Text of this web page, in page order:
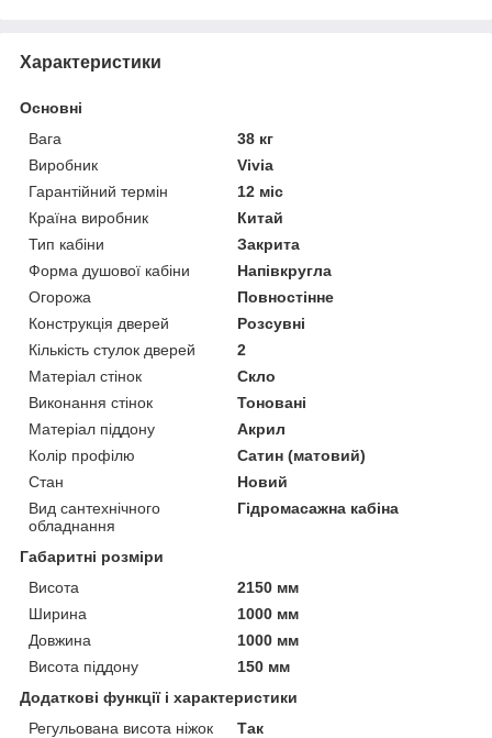
Характеристики
Основні
Вага
38 кг
Виробник
Vivia
Гарантійний термін
12 міс
Країна виробник
Китай
Тип кабіни
Закрита
Форма душової кабіни
Напівкругла
Огорожа
Повностінне
Конструкція дверей
Розсувні
Кількість стулок дверей
2
Матеріал стінок
Скло
Виконання стінок
Тоновані
Матеріал піддону
Акрил
Колір профілю
Сатин (матовий)
Стан
Новий
Вид сантехнічного
обладнання
Гідромасажна кабіна
Габаритні розміри
Висота
2150 мм
Ширина
1000 мм
Довжина
1000 мм
Висота піддону
150 мм
Додаткові функції і характеристики
Регульована висота ніжок
Так